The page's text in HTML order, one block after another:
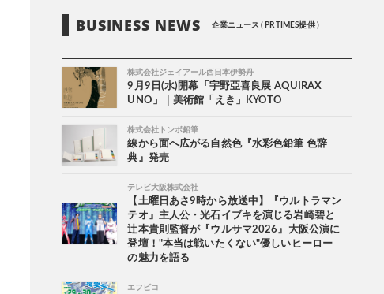
BUSINESS NEWS 企業ニュース ( PR TIMES提供 )
株式会社ジェイアール西日本伊勢丹
9月9日(水)開幕「宇野亞喜良展 AQUIRAX
UNO」｜美術館「えき」KYOTO
株式会社トンボ鉛筆
線から面へ広がる自然色『水彩色鉛筆 色辞
典』発売
テレビ大阪株式会社
【土曜日あさ9時から放送中】『ウルトラマン
テオ』主人公・光石イブキを演じる岩崎碧と
辻本貴則監督が『ウルサマ2026』大阪公演に
登壇！"本当は戦いたくない"優しいヒーロー
の魅力を語る
エフピコ